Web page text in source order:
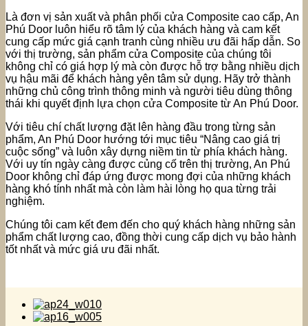
Là đơn vị sản xuất và phân phối cửa Composite cao cấp, An
Phú Door luôn hiểu rõ tâm lý của khách hàng và cam kết
cung cấp mức giá cạnh tranh cùng nhiều ưu đãi hấp dẫn. So
với thị trường, sản phẩm cửa Composite của chúng tôi
không chỉ có giá hợp lý mà còn được hỗ trợ bằng nhiều dịch
vụ hậu mãi để khách hàng yên tâm sử dụng. Hãy trở thành
những chủ công trình thông minh và người tiêu dùng thông
thái khi quyết định lựa chọn cửa Composite từ An Phú Door.
Với tiêu chí chất lượng đặt lên hàng đầu trong từng sản
phẩm, An Phú Door hướng tới mục tiêu “Nâng cao giá trị
cuộc sống” và luôn xây dựng niềm tin từ phía khách hàng.
Với uy tín ngày càng được củng cố trên thị trường, An Phú
Door không chỉ đáp ứng được mong đợi của những khách
hàng khó tính nhất mà còn làm hài lòng họ qua từng trải
nghiệm.
Chúng tôi cam kết đem đến cho quý khách hàng những sản
phẩm chất lượng cao, đồng thời cung cấp dịch vụ bảo hành
tốt nhất và mức giá ưu đãi nhất.